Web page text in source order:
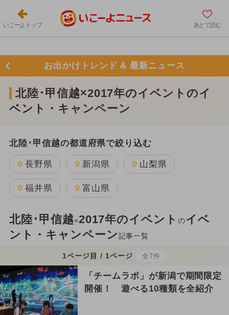
いこーよトップ あとで読む
お出かけトレンド & 最新ニュース
北陸･甲信越×2017年のイベントのイ
ベント・キャンペーン
北陸･甲信越の都道府県で絞り込む
長野県 新潟県 山梨県
福井県 富山県
北陸･甲信越×2017年のイベントのイベ
ント・キャンペーン記事一覧
1ページ目 / 1ページ 全7件
「チームラボ」が新潟で期間限定
開催！ 遊べる10種類を全紹介